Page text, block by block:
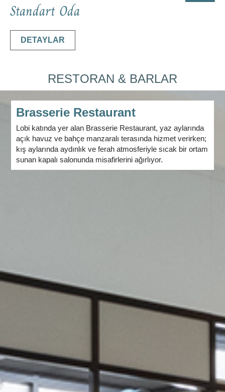
Standart Oda
DETAYLAR
RESTORAN & BARLAR
Brasserie Restaurant
Lobi katında yer alan Brasserie Restaurant, yaz aylarında
açık havuz ve bahçe manzaralı terasında hizmet verirken;
kış aylarında aydınlık ve ferah atmosferiyle sıcak bir ortam
sunan kapalı salonunda misafirlerini ağırlıyor.